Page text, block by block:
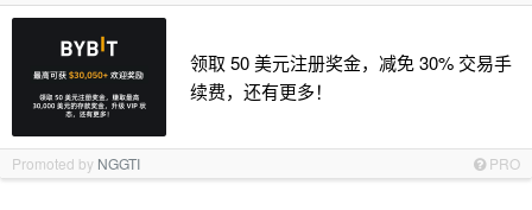
领取 50 美元注册奖金，减免 30% 交易手
续费，还有更多！
Promoted by NGGTI PRO